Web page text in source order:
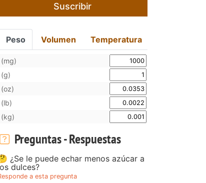
y queso.
Suscribir
Peso Volumen Temperatura
(mg)
(g)
(oz)
(lb)
(kg)
Preguntas - Respuestas
¿Se le puede echar menos azúcar a
dulces?
a esta pregunta